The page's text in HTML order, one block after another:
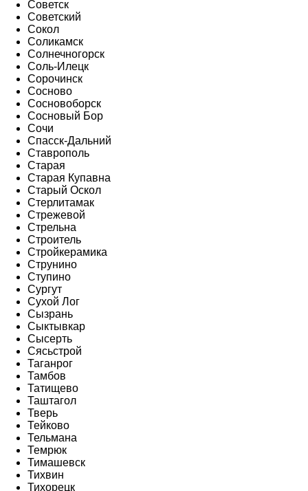
Советск
Советский
Сокол
Соликамск
Солнечногорск
Соль-Илецк
Сорочинск
Сосново
Сосновоборск
Сосновый Бор
Сочи
Спасск-Дальний
Ставрополь
Старая
Старая Купавна
Старый Оскол
Стерлитамак
Стрежевой
Стрельна
Строитель
Стройкерамика
Струнино
Ступино
Сургут
Сухой Лог
Сызрань
Сыктывкар
Сысерть
Сясьстрой
Таганрог
Тамбов
Татищево
Таштагол
Тверь
Тейково
Тельмана
Темрюк
Тимашевск
Тихвин
Тихорецк